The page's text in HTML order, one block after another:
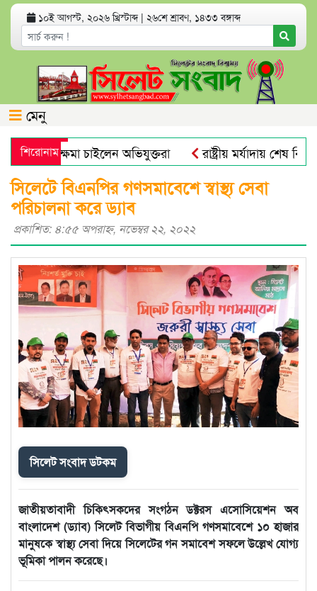
১০ই আগস্ট, ২০২৬ খ্রিস্টাব্দ | ২৬শে শ্রাবণ, ১৪৩৩ বঙ্গাব্দ
মেনু
শিরোনাম
কাছে ক্ষমা চাইলেন অভিযুক্তরা
রাষ্ট্রীয় মর্যাদায় শেষ
হলো নতুন নম্বর
সিলেটে বিএনপির গণসমাবেশে স্বাস্থ্য সেবা
পরিচালনা করে ড্যাব
প্রকাশিত: ৪:৫৫ অপরাহ্ণ, নভেম্বর ২২, ২০২২
সিলেট সংবাদ ডটকম
জাতীয়তাবাদী চিকিৎসকদের সংগঠন ডক্টরস এসোসিয়েশন অব
বাংলাদেশ (ড্যাব) সিলেট বিভাগীয় বিএনপি গণসমাবেশে ১০ হাজার
মানুষকে স্বাস্থ্য সেবা দিয়ে সিলেটের গন সমাবেশ সফলে উল্লেখ যোগ্য
ভূমিকা পালন করেছে।